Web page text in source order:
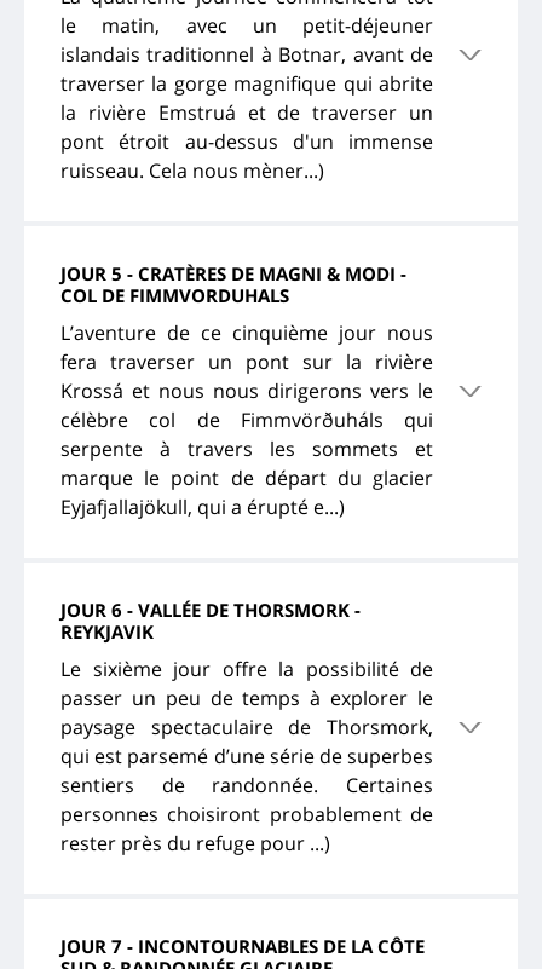
le matin, avec un petit-déjeuner
islandais traditionnel à Botnar, avant de
traverser la gorge magnifique qui abrite
la rivière Emstruá et de traverser un
pont étroit au-dessus d'un immense
ruisseau. Cela nous mèner...)
JOUR 5 - CRATÈRES DE MAGNI & MODI -
COL DE FIMMVORDUHALS
L’aventure de ce cinquième jour nous
fera traverser un pont sur la rivière
Krossá et nous nous dirigerons vers le
célèbre col de Fimmvörðuháls qui
serpente à travers les sommets et
marque le point de départ du glacier
Eyjafjallajökull, qui a érupté e...)
JOUR 6 - VALLÉE DE THORSMORK -
REYKJAVIK
Le sixième jour offre la possibilité de
passer un peu de temps à explorer le
paysage spectaculaire de Thorsmork,
qui est parsemé d’une série de superbes
sentiers de randonnée. Certaines
personnes choisiront probablement de
rester près du refuge pour ...)
JOUR 7 - INCONTOURNABLES DE LA CÔTE